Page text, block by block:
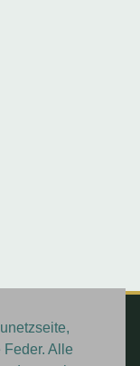
Rt Energetix
Alle